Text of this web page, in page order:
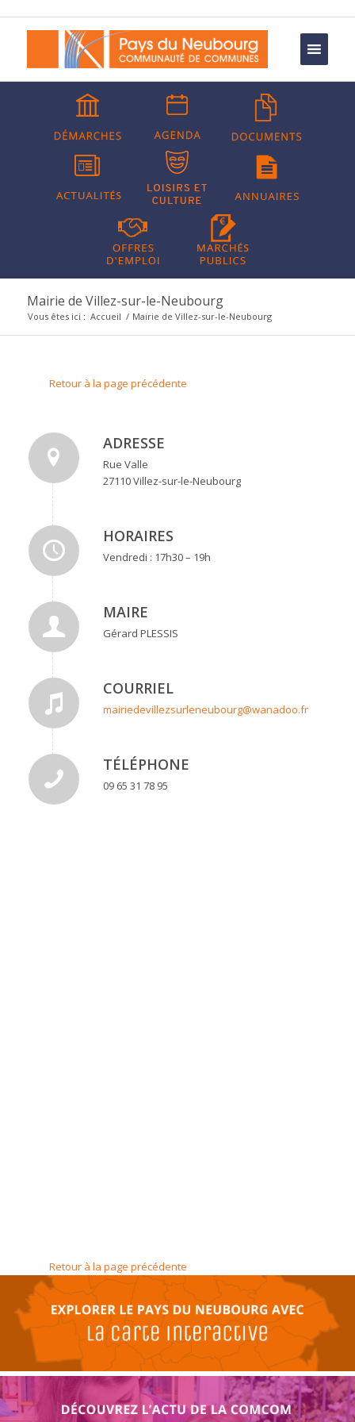
Mairie de Villez-sur-le-Neubourg
Vous êtes ici : Accueil / Mairie de Villez-sur-le-Neubourg
Retour à la page précédente
ADRESSE
Rue Valle
27110 Villez-sur-le-Neubourg
HORAIRES
Vendredi : 17h30 – 19h
MAIRE
Gérard PLESSIS
COURRIEL
mairiedevillezsurleneubourg@wanadoo.fr
TÉLÉPHONE
09 65 31 78 95
Retour à la page précédente